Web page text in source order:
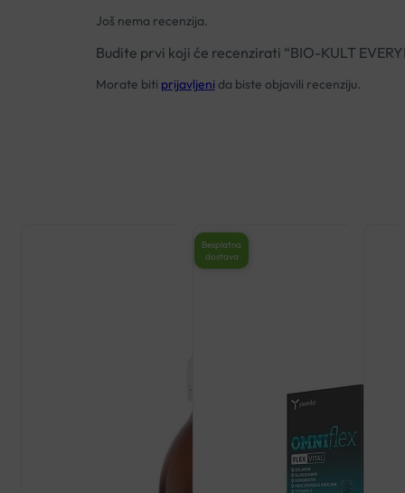
Još nema recenzija.
Budite prvi koji će recenzirati “BIO-KULT
Morate biti prijavljeni da biste objavili recenziju.
Besplatna
dostava